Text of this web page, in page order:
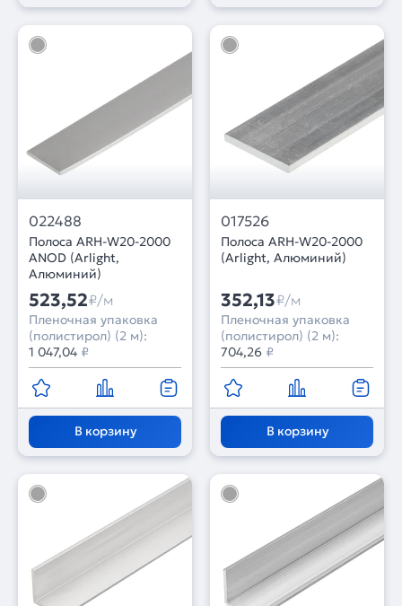
022488
Полоса ARH-W20-2000
ANOD (Arlight,
Алюминий)
523,52₽/м
Пленочная упаковка
(полистирол) (2 м):
1 047,04 ₽
В корзину
017526
Полоса ARH-W20-2000
(Arlight, Алюминий)
352,13₽/м
Пленочная упаковка
(полистирол) (2 м):
704,26 ₽
В корзину